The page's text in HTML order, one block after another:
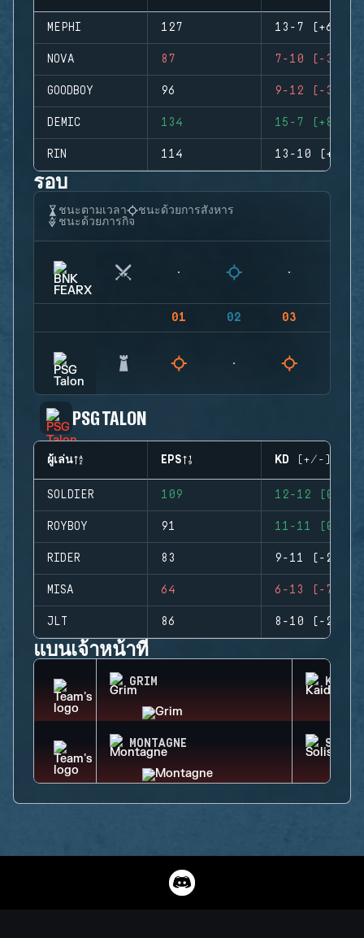
MEPHI 127 13-7 (+6)
NOVA 87 7-10 (-3)
GOODBOY 96 9-12 (-3)
DEMIC 134 15-7 (+8)
RIN 114 13-10 (+3)
รอบ
ชนะตามเวลา
ชนะด้วยการสังหาร
ชนะด้วยภารกิจ
01 02 03
PSG TALON
ผู้เล่น EPS KD (+/-)
SOLDIER 109 12-12 (0)
ROYBOY 91 11-11 (0)
RIDER 83 9-11 (-2)
MISA 64 6-13 (-7)
JLT 86 8-10 (-2)
แบนเจ้าหน้าที่
GRIM KAID
MONTAGNE SOLIS